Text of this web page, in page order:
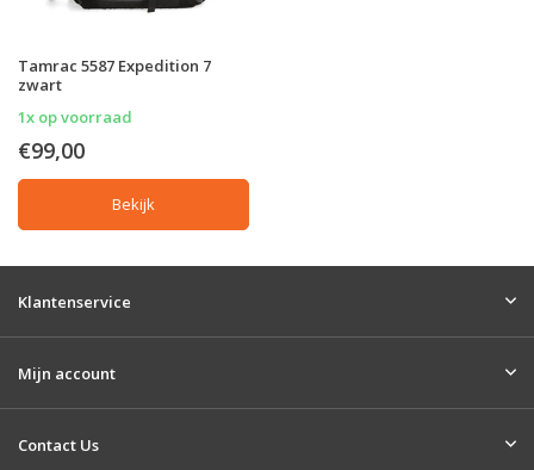
Tamrac 5587 Expedition 7
zwart
1x op voorraad
€99,00
Bekijk
Klantenservice
Mijn account
Contact Us